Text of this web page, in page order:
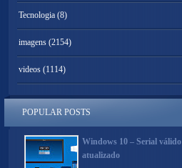
Tecnologia (8)
imagens (2154)
videos (1114)
POPULAR POSTS
Windows 10 – Serial válido
atualizado